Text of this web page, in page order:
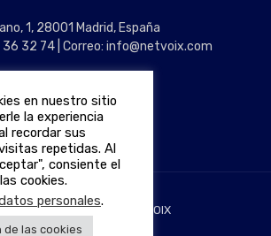
1, 28001 Madrid, España
32 74 | Correo: info@netvoix.com
de autor © 2026 NETVOIX
en nuestro sitio
la experiencia
recordar sus
repetidas. Al
consiente el
cookies.
personales.
de las cookies